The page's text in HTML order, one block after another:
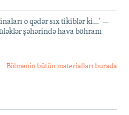
o qədər sıx tikiblər ki...' —
şəhərində hava böhranı
Bölmənin bütün materialları burada